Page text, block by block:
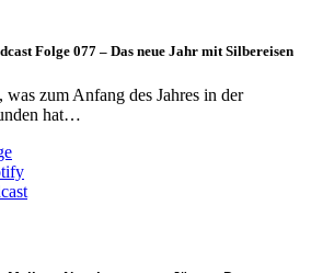
Folge 077 – Das neue Jahr mit Silbereisen
zum Anfang des Jahres in der
hat…